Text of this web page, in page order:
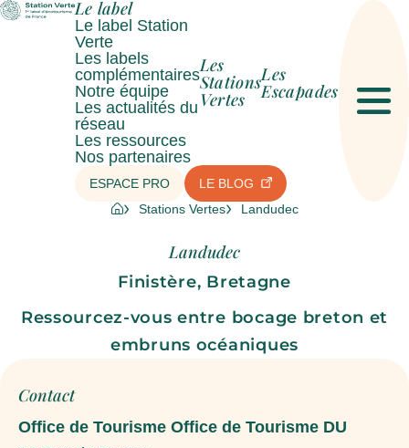
Le label
Le label Station
Verte
Les labels
complémentaires
Notre équipe
Les actualités du
réseau
Les ressources
Nos partenaires
Les
Stations
Vertes
Les
Escapades
ESPACE PRO LE BLOG
Stations Vertes Landudec
Landudec
Finistère, Bretagne
Ressourcez-vous entre bocage breton et
embruns océaniques
Contact
Office de Tourisme Office de Tourisme DU